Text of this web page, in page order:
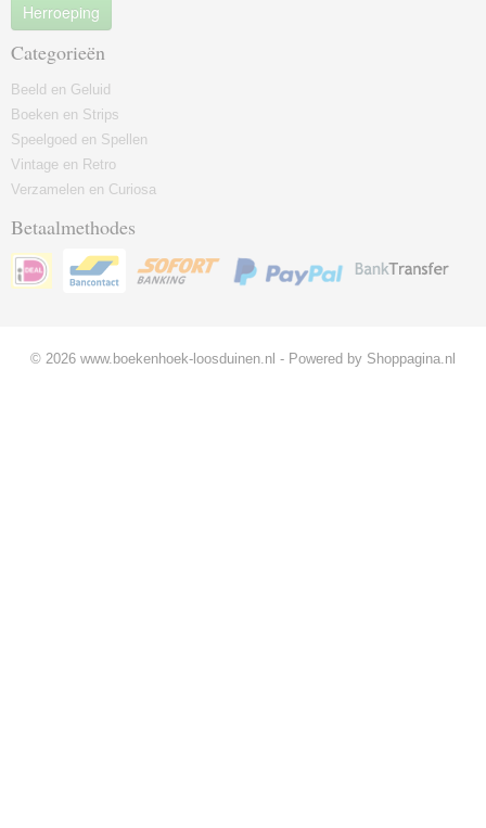
Herroeping
Categorieën
Beeld en Geluid
Boeken en Strips
Speelgoed en Spellen
Vintage en Retro
Verzamelen en Curiosa
Betaalmethodes
© 2026 www.boekenhoek-loosduinen.nl - Powered by Shoppagina.nl